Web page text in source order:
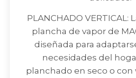
PLANCHADO VERTICAL:
plancha de vapor de
diseñada para
necesidades del
planchado en seco o con